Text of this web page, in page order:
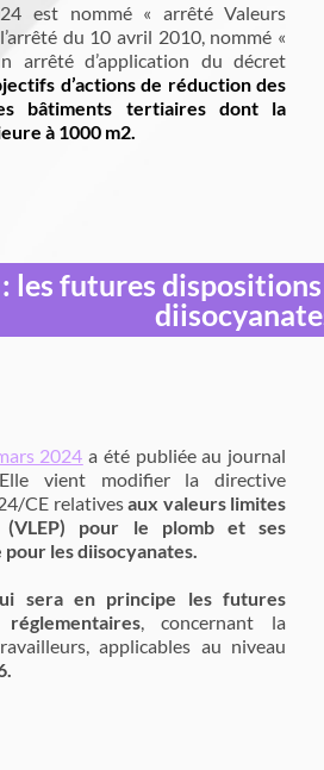
est nommé « arrêté Valeurs
du 10 avril 2010, nommé «
arrêté d’application du décret
d’actions de réduction des
bâtiments tertiaires dont la
à 1000 m2.
les futures
2024 a été publiée au journal
vient modifier la directive
CE relativesaux valeurs limites
(VLEP) pour le plomb et ses
les diisocyanates.
sera en principe les futures
, concernant la
applicables au niveau